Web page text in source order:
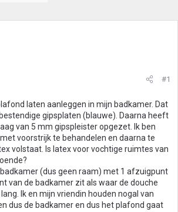
#1
laten aanleggen in mijn badkamer. Dat
gipsplaten (blauwe). Daarna heeft
van 5 mm gipspleister opgezet. Ik ben
voorstrijk te behandelen en daarna te
volstaat. Is latex voor vochtige ruimtes van
badkamer (dus geen raam) met 1 afzuigpunt
van de badkamer zit als waar de douche
Ik en mijn vriendin houden nogal van
dus de badkamer en dus het plafond gaat